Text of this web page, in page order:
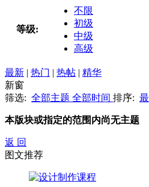
等级:
不限
初级
中级
高级
最新 | 热门 | 热帖 | 精华
新窗
筛选: 全部主题 全部时间 排序:
本版块或指定的范围内尚无主题
返 回
图文推荐